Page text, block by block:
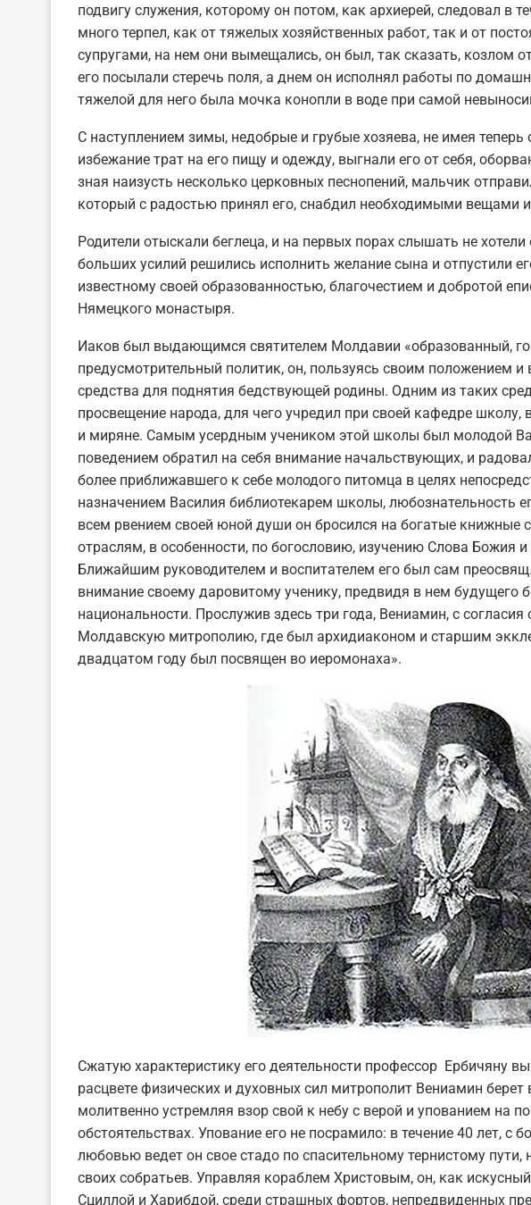
подвигу служения, которому он потом, как архиерей, следовал в
много терпел, как от тяжелых хозяйственных работ, так и от
супругами, на нем они вымещались, он был, так сказать, козлом
его посылали стеречь поля, а днем он исполнял работы по
тяжелой для него была мочка конопли в воде при самой
С наступлением зимы, недобрые и грубые хозяева, не имея
избежание трат на его пищу и одежду, выгнали его от себя,
зная наизусть несколько церковных песнопений, мальчик
который с радостью принял его, снабдил необходимыми вещами
Родители отыскали беглеца, и на первых порах слышать не
больших усилий решились исполнить желание сына и отпустили
известному своей образованностью, благочестием и добротой
Нямецкого монастыря.
Иаков был выдающимся святителем Молдавии «образованный,
предусмотрительный политик, он, пользуясь своим положением и
средства для поднятия бедствующей родины. Одним из таких
просвещение народа, для чего учредил при своей кафедре школу,
и миряне. Самым усердным учеником этой школы был молодой
поведением обратил на себя внимание начальствующих, и
более приближавшего к себе молодого питомца в целях
назначением Василия библиотекарем школы, любознательность
всем рвением своей юной души он бросился на богатые
отраслям, в особенности, по богословию, изучению Слова Божия и
Ближайшим руководителем и воспитателем его был сам
внимание своему даровитому ученику, предвидя в нем будущего
национальности. Прослужив здесь три года, Вениамин, с согласия
Молдавскую митрополию, где был архидиаконом и старшим
двадцатом году был посвящен во иеромонаха».
Сжатую характеристику его деятельности профессор Ербичяну
расцвете физических и духовных сил митрополит Вениамин
молитвенно устремляя взор свой к небу с верой и упованием на
обстоятельствах. Упование его не посрамило: в течение 40 лет, с
любовью ведет он свое стадо по спасительному тернистому пути,
своих собратьев. Управляя кораблем Христовым, он, как
Сциллой и Харибдой, среди страшных фортов, непредвиденных